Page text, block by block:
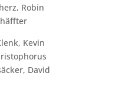
Robin
Kevin
David